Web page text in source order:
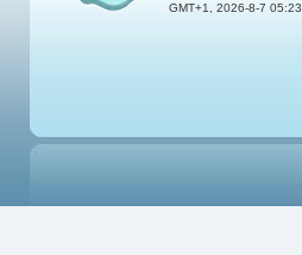
GMT+1, 2026-8-7 05:23.